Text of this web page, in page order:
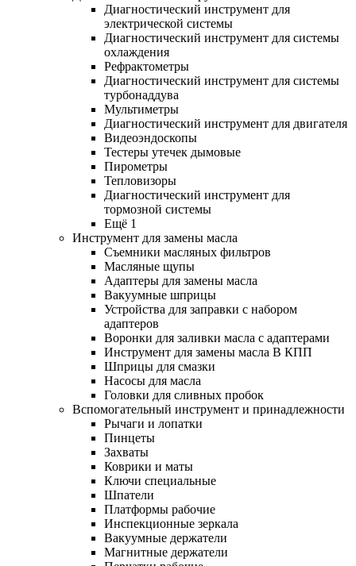
Диагностический инструмент для
электрической системы
Диагностический инструмент для системы
охлаждения
Рефрактометры
Диагностический инструмент для системы
турбонаддува
Мультиметры
Диагностический инструмент для двигателя
Видеоэндоскопы
Тестеры утечек дымовые
Пирометры
Тепловизоры
Диагностический инструмент для
тормозной системы
Ещё 1
Инструмент для замены масла
Съемники масляных фильтров
Масляные щупы
Адаптеры для замены масла
Вакуумные шприцы
Устройства для заправки с набором
адаптеров
Воронки для заливки масла с адаптерами
Инструмент для замены масла В КПП
Шприцы для смазки
Насосы для масла
Головки для сливных пробок
Вспомогательный инструмент и принадлежности
Рычаги и лопатки
Пинцеты
Захваты
Коврики и маты
Ключи специальные
Шпатели
Платформы рабочие
Инспекционные зеркала
Вакуумные держатели
Магнитные держатели